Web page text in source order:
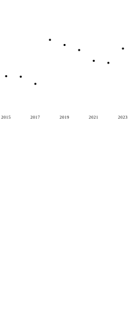
2015 2017 2019 2021 2023